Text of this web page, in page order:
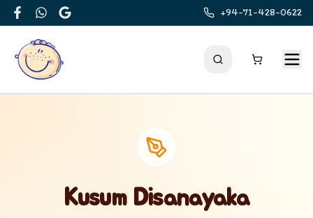
FacebookWhatsApp
Google
+94-71-428-0622
Kusum Disanayaka